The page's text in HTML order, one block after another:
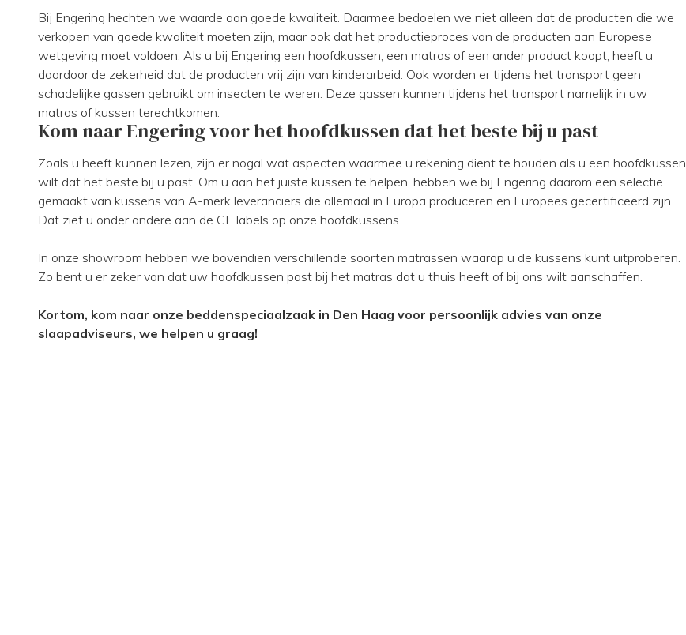
Bij Engering hechten we waarde aan goede kwaliteit. Daarmee bedoelen we niet alleen dat de producten die we
verkopen van goede kwaliteit moeten zijn, maar ook dat het productieproces van de producten aan Europese
wetgeving moet voldoen. Als u bij Engering een hoofdkussen, een matras of een ander product koopt, heeft u
daardoor de zekerheid dat de producten vrij zijn van kinderarbeid. Ook worden er tijdens het transport geen
schadelijke gassen gebruikt om insecten te weren. Deze gassen kunnen tijdens het transport namelijk in uw
matras of kussen terechtkomen.
Kom naar Engering voor het hoofdkussen dat het beste bij u past
Zoals u heeft kunnen lezen, zijn er nogal wat aspecten waarmee u rekening dient te houden als u een hoofdkussen
wilt dat het beste bij u past. Om u aan het juiste kussen te helpen, hebben we bij Engering daarom een selectie
gemaakt van kussens van A-merk leveranciers die allemaal in Europa produceren en Europees gecertificeerd zijn.
Dat ziet u onder andere aan de CE labels op onze hoofdkussens.
In onze showroom hebben we bovendien verschillende soorten matrassen waarop u de kussens kunt uitproberen.
Zo bent u er zeker van dat uw hoofdkussen past bij het matras dat u thuis heeft of bij ons wilt aanschaffen.
Kortom, kom naar onze beddenspeciaalzaak in Den Haag voor persoonlijk advies van onze
slaapadviseurs, we helpen u graag!